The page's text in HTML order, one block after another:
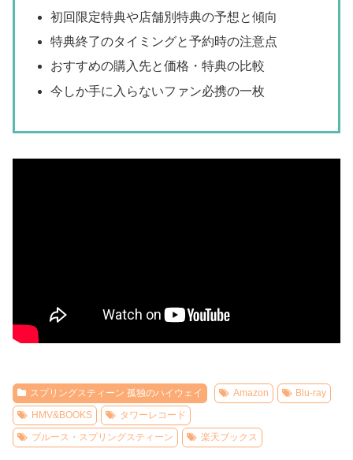
初回限定特典や店舗別特典の予想と傾向
特典終了のタイミングと予約時の注意点
おすすめの購入先と価格・特典の比較
今しか手に入らないファン必携の一枚
スプリングスティーン 孤独のハイウェイ Amazon
Blu-ray
HMV&BOOKS
タワーレコード
ブルース・スプリングスティーン
楽天ブックス